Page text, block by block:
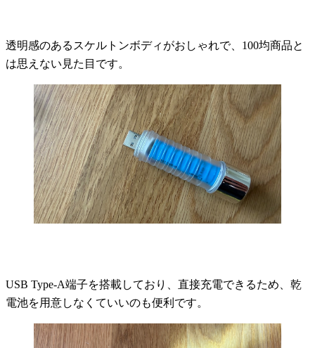
透明感のあるスケルトンボディがおしゃれで、100均商品と
は思えない見た目です。
USB Type-A端子を搭載しており、直接充電できるため、乾
電池を用意しなくていいのも便利です。